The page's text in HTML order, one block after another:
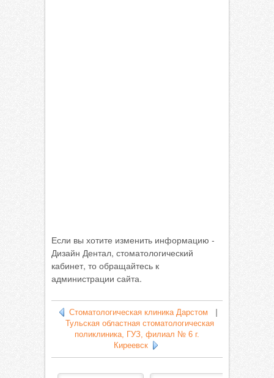
Если вы хотите изменить информацию -
Дизайн Дентал, стоматологический
кабинет, то обращайтесь к
администрации сайта.
Стоматологическая клиника Дарстом
Тульская областная стоматологическая
поликлиника, ГУЗ, филиал № 6 г.
Киреевск